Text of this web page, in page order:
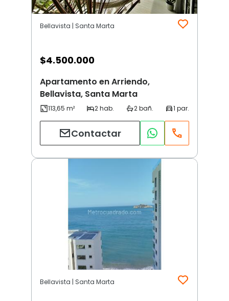
Bellavista | Santa Marta
$4.500.000
Apartamento en Arriendo,
Bellavista, Santa Marta
Contactar
Bellavista | Santa Marta